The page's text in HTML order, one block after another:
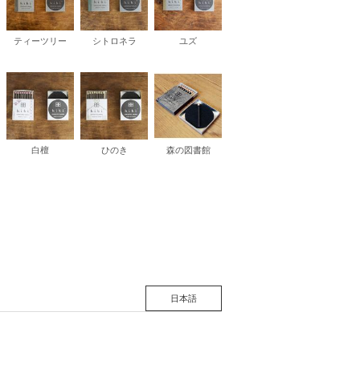
ティーツリー シトロネラ ユズ
白檀 ひのき 森の図書館
日本語